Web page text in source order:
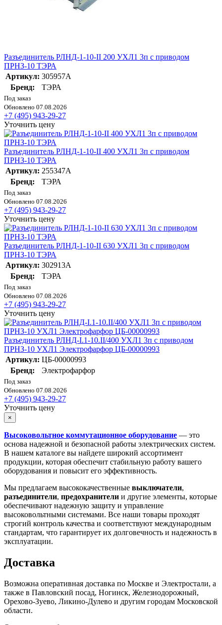
Разъединитель РЛНД-1-10-II 200 УХЛ1 3п с приводом
ПРНЗ-10 ТЭРА
Артикул: 305957А
Бренд:
ТЭРА
Под заказ
Обновлено 07.08.2026
+7 (495) 943-29-27
Уточнить цену
Разъединитель РЛНД-1-10-II 400 УХЛ1 3п с приводом
ПРНЗ-10 ТЭРА
Артикул: 255347А
Бренд:
ТЭРА
Под заказ
Обновлено 07.08.2026
+7 (495) 943-29-27
Уточнить цену
Разъединитель РЛНД-1-10-II 630 УХЛ1 3п с приводом
ПРНЗ-10 ТЭРА
Артикул: 302913А
Бренд:
ТЭРА
Под заказ
Обновлено 07.08.2026
+7 (495) 943-29-27
Уточнить цену
Разъединитель РЛНД-I.1-10.II/400 УХЛ1 3п с приводом
ПРНЗ-10 УХЛ1 Электрофарфор ЦБ-00000993
Артикул: ЦБ-00000993
Бренд:
Электрофарфор
Под заказ
Обновлено 07.08.2026
+7 (495) 943-29-27
Уточнить цену
×
Высоковольтное коммутационное оборудование — это
основа надежной и безопасной работы электрических систем.
В нашем каталоге вы найдете широкий ассортимент
продукции, которая обеспечит стабильную работу вашего
оборудования и повысит его эффективность.
Мы предлагаем высококачественные выключатели,
разъединители, предохранители и другие элементы, которые
обеспечивают надежную защиту и управление
высоковольтными системами. Все наши товары проходят
строгий контроль качества и соответствуют международным
стандартам, что гарантирует их долговечность и надежность в
эксплуатации.
Доставка
Возможна оперативная доставка по Москве и Электростали, а
также в Павловский посад, Ногинск, Железнодорожный,
Орехово-Зуево, Ликино-Дулево и другим городам Московской
области.